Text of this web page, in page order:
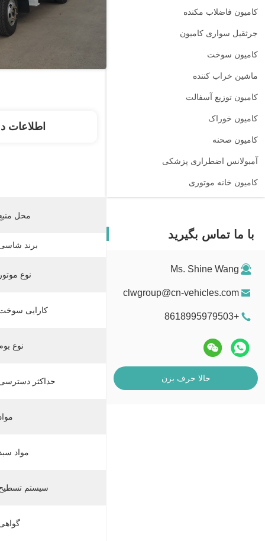
کامیون فاضلاب مکنده
جرثقیل سواری کامیون
کامیون سوخت
ماشين خراب کننده
کامیون توزیع آسفالت
کامیون خوراک
کامیون صحنه
آمبولانس اضطراری پزشکی
کامیون خانه موتوری
با ما تماس بگیرید
Ms. Shine Wang
clwgroup@cn-vehicles.com
+8618995979503
حالا حرف بزن
اطلاعات
محل
برند
نوع
کارایی
نوع
حداکثر
مواد
سیستم